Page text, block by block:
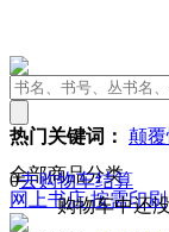
热门关键词： 颠
0去购物车结算
购物车中还
全部商品分类
网上书店按需印刷